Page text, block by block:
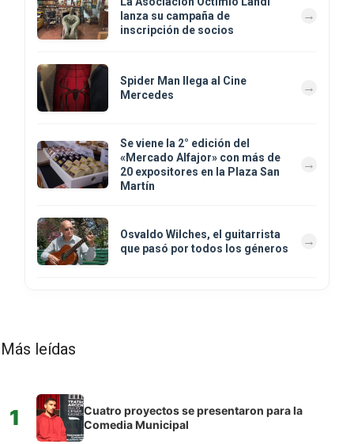
lanza su campaña de
inscripción de socios
Spider Man llega al Cine
Mercedes
Se viene la 2° edición del
«Mercado Alfajor» con más de
20 expositores en la Plaza San
Martín
Osvaldo Wilches, el guitarrista
que pasó por todos los géneros
Más leídas
1
Cuatro proyectos se presentaron para la
Comedia Municipal